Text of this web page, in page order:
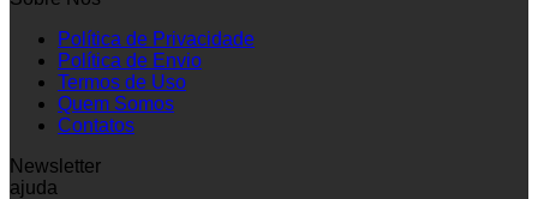
Política de Privacidade
Política de Envio
Termos de Uso
Quem Somos
Contatos
Newsletter
ajuda